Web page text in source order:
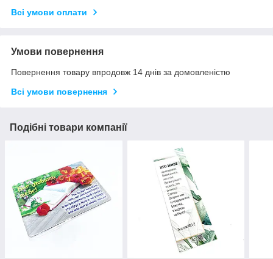
Всі умови оплати
Умови повернення
Повернення товару впродовж 14 днів за домовленістю
Всі умови повернення
Подібні товари компанії